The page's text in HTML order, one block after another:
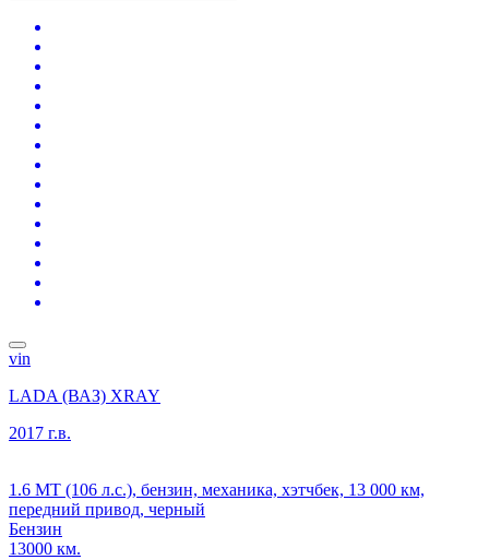
vin
LADA (ВАЗ) XRAY
2017 г.в.
1.6 MT (106 л.с.), бензин, механика, хэтчбек, 13 000 км,
передний привод, черный
Бензин
13000 км.